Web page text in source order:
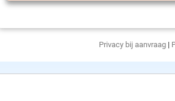
Privacy bij aanvraag|